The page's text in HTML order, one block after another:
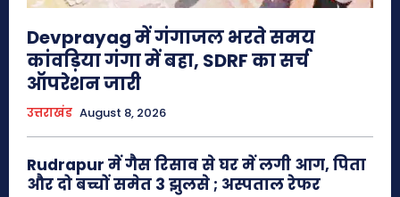
Devprayag में गंगाजल भरते समय
कांवड़िया गंगा में बहा, SDRF का सर्च
ऑपरेशन जारी
उत्तराखंड August 8, 2026
Rudrapur में गैस रिसाव से घर में लगी आग, पिता
और दो बच्चों समेत 3 झुलसे ; अस्पताल रेफर